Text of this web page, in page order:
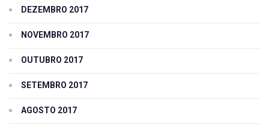
DEZEMBRO 2017
NOVEMBRO 2017
OUTUBRO 2017
SETEMBRO 2017
AGOSTO 2017